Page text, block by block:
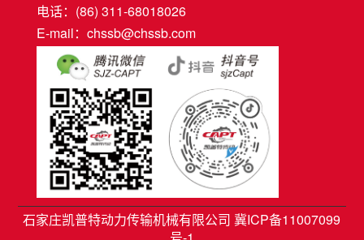
电话：(86) 311-68018026
E-mail：chssb@chssb.com
石家庄凯普特动力传输机械有限公司 冀ICP备11007099